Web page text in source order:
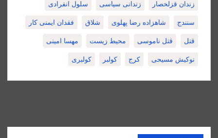
زندان قزلحصار زندانی سیاسی سلول انفرادی
سنندج شاهزاده رضا پهلوی شلاق فقدان ایمنی کار
قتل قتل ناموسی محیط زیست مهسا امینی
نوکیش مسیحی کرج کولبر کولبری